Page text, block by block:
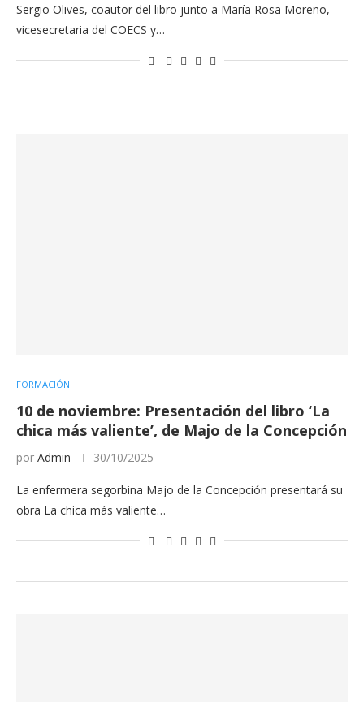
Sergio Olives, coautor del libro junto a María Rosa Moreno,
vicesecretaria del COECS y…
FORMACIÓN
10 de noviembre: Presentación del libro ‘La
chica más valiente’, de Majo de la Concepción
por Admin 30/10/2025
La enfermera segorbina Majo de la Concepción presentará su
obra La chica más valiente…